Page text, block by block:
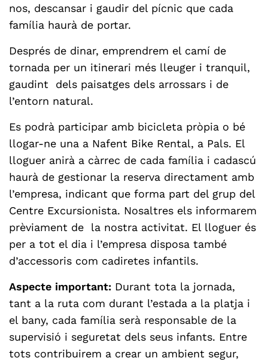
nos, descansar i gaudir del pícnic que cada
família haurà de portar.
Després de dinar, emprendrem el camí de
tornada per un itinerari més lleuger i tranquil,
gaudint dels paisatges dels arrossars i de
l’entorn natural.
Es podrà participar amb bicicleta pròpia o bé
llogar-ne una a Nafent Bike Rental, a Pals. El
lloguer anirà a càrrec de cada família i cadascú
haurà de gestionar la reserva directament amb
l’empresa, indicant que forma part del grup del
Centre Excursionista. Nosaltres els informarem
prèviament de la nostra activitat. El lloguer és
per a tot el dia i l’empresa disposa també
d’accessoris com cadiretes infantils.
Aspecte important: Durant tota la jornada,
tant a la ruta com durant l’estada a la platja i
el bany, cada família serà responsable de la
supervisió i seguretat dels seus infants. Entre
tots contribuirem a crear un ambient segur,